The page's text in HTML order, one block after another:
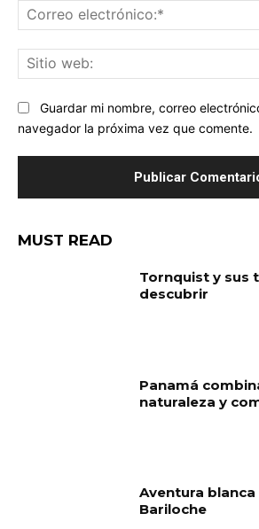
Guardar mi nombre, correo
navegador la próxima vez que comente.
MUST READ
Tornquist y sus
descubrir
Panamá
naturaleza y
Aventura blanca
Bariloche